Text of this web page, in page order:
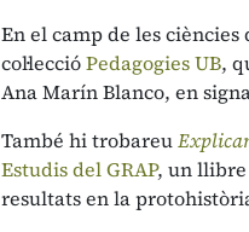
En el camp de les ciències
col·leccióPedagogies UB,
Ana Marín Blanco, en
També hi trobareu
Estudis del GRAP, un llibre
resultats en la